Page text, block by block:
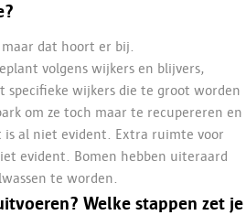
maar dat hoort er bij.
volgens wijkers en blijvers,
specifieke wijkers die te groot worden
om ze toch maar te recupereren en
al niet evident. Extra ruimte voor
evident. Bomen hebben uiteraard
te worden.
Welke stappen zet je